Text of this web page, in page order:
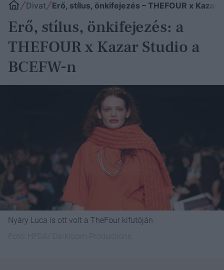
Divat Erő, stílus, önkifejezés – THEFOUR x Kazar
Erő, stílus, önkifejezés: a
THEFOUR x Kazar Studio a
BCEFW-n
Nyáry Luca is ott volt a TheFour kifutóján